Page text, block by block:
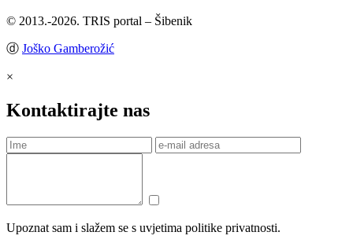
© 2013.-2026. TRIS portal – Šibenik
ⓓ Joško Gamberožić
×
Kontaktirajte nas
Upoznat sam i slažem se s uvjetima politike privatnosti.